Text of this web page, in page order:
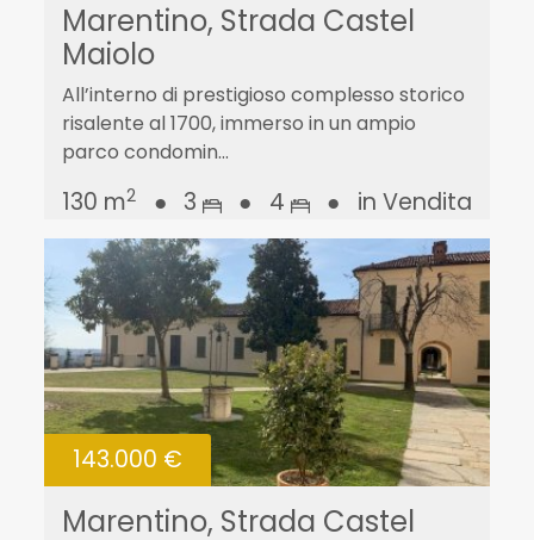
Marentino, Strada Castel
Maiolo
All’interno di prestigioso complesso storico
risalente al 1700, immerso in un ampio
parco condomin...
130 m2 ● 3 ● 4 ● in Vendita
143.000 €
Marentino, Strada Castel